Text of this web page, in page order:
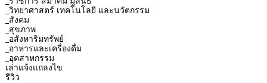
_วิทยาศาสตร์ เทคโนโลยี และนวัตกรรม
_สังคม
_สุขภาพ
_อสังหาริมทรัพย์
_อาหารและเครื่องดื่ม
_อุตสาหกรรม
เล่าแจ้งแถลงไข
รีวิว